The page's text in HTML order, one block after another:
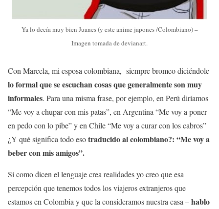
Ya lo decía muy bien Juanes (y este anime japones /Colombiano) –
Imagen tomada de devianart.
Con Marcela, mi esposa colombiana, siempre bromeo diciéndole
lo formal que se escuchan cosas que generalmente son muy
informales. Para una misma frase, por ejemplo, en Perú diríamos
“Me voy a chupar con mis patas”, en Argentina “Me voy a poner
en pedo con lo pibe” y en Chile “Me voy a curar con los cabros”
¿Y qué significa todo esotraducido al colombiano?: “Me voy a
beber con mis amigos”.
Si como dicen el lenguaje crea realidades yo creo que esa
percepción que tenemos todos los viajeros extranjeros que
estamos en Colombia y que la consideramos nuestra casa –hablo